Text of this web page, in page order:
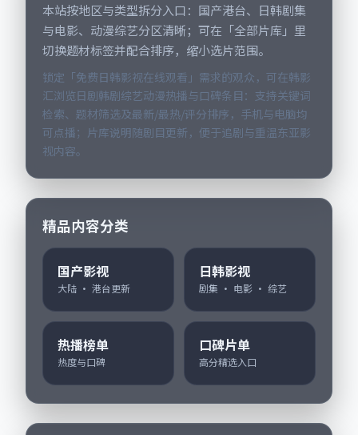
本站按地区与类型拆分入口：国产港台、日韩剧集
与电影、动漫综艺分区清晰；可在「全部片库」里
切换题材标签并配合排序，缩小选片范围。
锁定「免费日韩影视在线观看」需求的观众，可在韩影
汇浏览日剧韩剧综艺动漫热播与口碑条目：支持关键词
检索、题材筛选及最新/最热/评分排序，手机与电脑均
可点播；片库说明随剧目更新，便于追剧与重温东亚影
视内容。
精品内容分类
国产影视
大陆 · 港台更新
日韩影视
剧集 · 电影 · 综艺
热播榜单
热度与口碑
口碑片单
高分精选入口